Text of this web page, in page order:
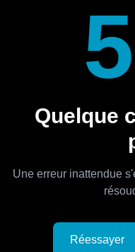
Quelque
Une erreur inattendue
Réessayer